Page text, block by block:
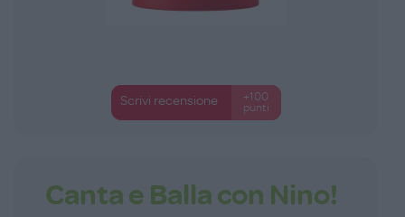
Scrivi recensione
+100
punti
Canta e Balla con Nino!